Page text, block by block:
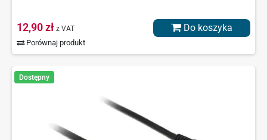
12,90 zł z VAT
Porównaj produkt
Do koszyka
Dostępny